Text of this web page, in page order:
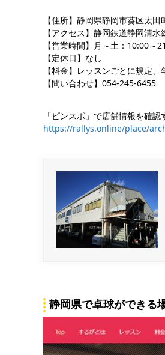
【住所】静岡県静岡市葵区太田
【アクセス】静岡鉄道静岡清
【営業時間】月～土：10:00～
【定休日】なし
【料金】レッスンごとに規定
【問い合わせ】054-245-6455
「ピンスポ」で店舗情報を確認
https://rallys.online/place/
静岡県で卓球ができる